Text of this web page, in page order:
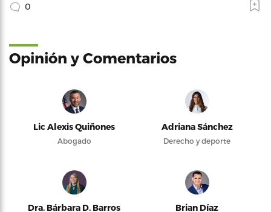
0
Opinión y Comentarios
Lic Alexis Quiñones
Abogado
Adriana Sánchez
Derecho y deporte
Dra. Bárbara D. Barros Brian Díaz